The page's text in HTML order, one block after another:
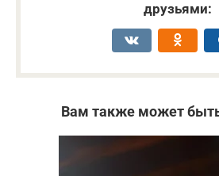
друзьями:
Вам также может